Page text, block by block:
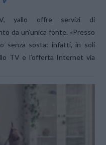
yallo offre servizi di
da un’unica fonte. «Presso
senza sosta: infatti, in soli
TV e l’offerta Internet via